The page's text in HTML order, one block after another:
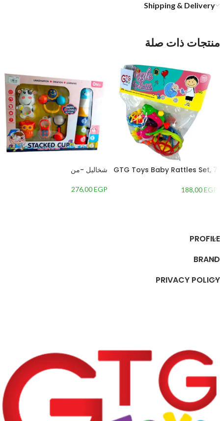
Shipping & Delivery
منتجات ذات صلة
GTG Toys Baby Rattles Set, 7
188,00EGP
شخاليل -من
276,00EGP
PROFILE
BRAND
PRIVACY POLICY